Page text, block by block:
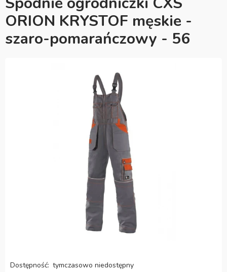
ORION KRYSTOF męskie -
szaro-pomarańczowy - 56
Dostępność: tymczasowo niedostępny